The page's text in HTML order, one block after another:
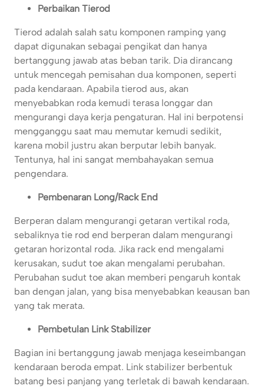
Perbaikan Tierod
Tierod adalah salah satu komponen ramping yang
dapat digunakan sebagai pengikat dan hanya
bertanggung jawab atas beban tarik. Dia dirancang
untuk mencegah pemisahan dua komponen, seperti
pada kendaraan. Apabila tierod aus, akan
menyebabkan roda kemudi terasa longgar dan
mengurangi daya kerja pengaturan. Hal ini berpotensi
mengganggu saat mau memutar kemudi sedikit,
karena mobil justru akan berputar lebih banyak.
Tentunya, hal ini sangat membahayakan semua
pengendara.
Pembenaran Long/Rack End
Berperan dalam mengurangi getaran vertikal roda,
sebaliknya tie rod end berperan dalam mengurangi
getaran horizontal roda. Jika rack end mengalami
kerusakan, sudut toe akan mengalami perubahan.
Perubahan sudut toe akan memberi pengaruh kontak
ban dengan jalan, yang bisa menyebabkan keausan ban
yang tak merata.
Pembetulan Link Stabilizer
Bagian ini bertanggung jawab menjaga keseimbangan
kendaraan beroda empat. Link stabilizer berbentuk
batang besi panjang yang terletak di bawah kendaraan.